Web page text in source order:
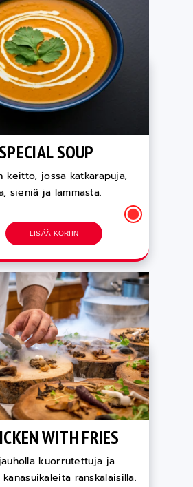
SOUP
keitto, jossa katkarapuja,
sieniä ja lammasta.
LISÄÄ KORIIN
WITH FRIES
kuorrutettuja ja
ranskalaisilla.